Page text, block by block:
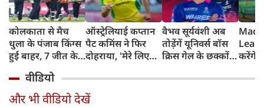
कोलकाता से मैच
धुला के पंजाब किंग्स
हुई बाहर, 7 जीत के
ऑस्ट्रेलियाई कप्तान
पैट कमिंस ने फिर
दोहराया, 'मेरे लिए
वैभव सूर्यवंशी अब
तोड़ेंगें यूनिवर्स बॉस
क्रिस गेल के छक्कों
करेंगे
टीम में
वीडियो
और भी वीडियो देखें